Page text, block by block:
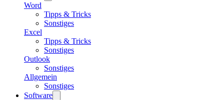
Word
Tipps & Tricks
Sonstiges
Excel
Tipps & Tricks
Sonstiges
Outlook
Sonstiges
Allgemein
Sonstiges
Software